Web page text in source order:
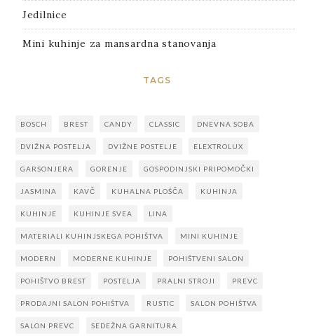
Jedilnice
Mini kuhinje za mansardna stanovanja
TAGS
BOSCH BREST CANDY CLASSIC DNEVNA SOBA
DVIŽNA POSTELJA DVIŽNE POSTELJE ELEXTROLUX
GARSONJERA GORENJE GOSPODINJSKI PRIPOMOČKI
JASMINA KAVČ KUHALNA PLOŠČA KUHINJA
KUHINJE KUHINJE SVEA LINA
MATERIALI KUHINJSKEGA POHIŠTVA MINI KUHINJE
MODERN MODERNE KUHINJE POHIŠTVENI SALON
POHIŠTVO BREST POSTELJA PRALNI STROJI PREVC
PRODAJNI SALON POHIŠTVA RUSTIC SALON POHIŠTVA
SALON PREVC SEDEŽNA GARNITURA